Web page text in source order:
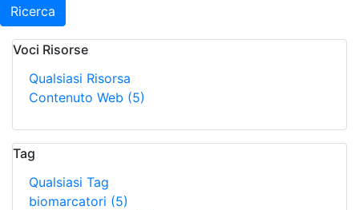
Ricerca
Voci Risorse
Qualsiasi Risorsa
Contenuto Web (5)
Tag
Qualsiasi Tag
biomarcatori (5)